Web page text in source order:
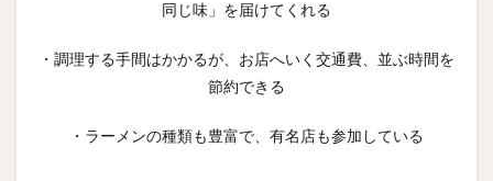
同じ味」を届けてくれる
・調理する手間はかかるが、お店へいく交通費、並ぶ時間を
節約できる
・ラーメンの種類も豊富で、有名店も参加している